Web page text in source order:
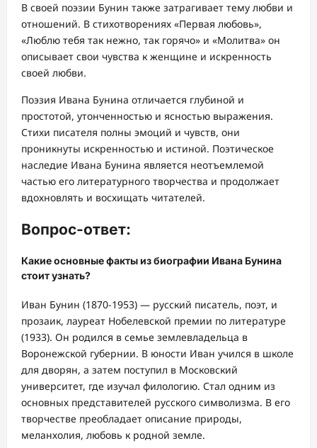
В своей поэзии Бунин также затрагивает тему любви и
отношений. В стихотворениях «Первая любовь»,
«Люблю тебя так нежно, так горячо» и «Молитва» он
описывает свои чувства к женщине и искренность
своей любви.
Поэзия Ивана Бунина отличается глубиной и
простотой, утонченностью и ясностью выражения.
Стихи писателя полны эмоций и чувств, они
проникнуты искренностью и истиной. Поэтическое
наследие Ивана Бунина является неотъемлемой
частью его литературного творчества и продолжает
вдохновлять и восхищать читателей.
Вопрос-ответ:
Какие основные факты из биографии Ивана Бунина
стоит узнать?
Иван Бунин (1870-1953) — русский писатель, поэт, и
прозаик, лауреат Нобелевской премии по литературе
(1933). Он родился в семье землевладельца в
Воронежской губернии. В юности Иван учился в школе
для дворян, а затем поступил в Московский
университет, где изучал филологию. Стал одним из
основных представителей русского символизма. В его
творчестве преобладает описание природы,
меланхолия, любовь к родной земле.